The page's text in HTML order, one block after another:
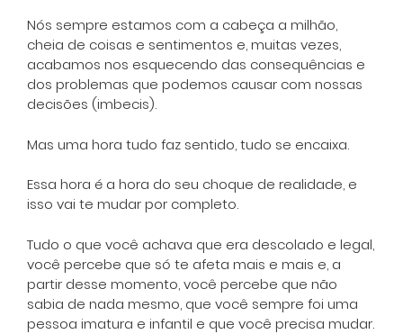
Nós sempre estamos com a cabeça a milhão,
cheia de coisas e sentimentos e, muitas vezes,
acabamos nos esquecendo das consequências e
dos problemas que podemos causar com nossas
decisões (imbecis).
Mas uma hora tudo faz sentido, tudo se encaixa.
Essa hora é a hora do seu choque de realidade, e
isso vai te mudar por completo.
Tudo o que você achava que era descolado e legal,
você percebe que só te afeta mais e mais e, a
partir desse momento, você percebe que não
sabia de nada mesmo, que você sempre foi uma
pessoa imatura e infantil e que você precisa mudar.